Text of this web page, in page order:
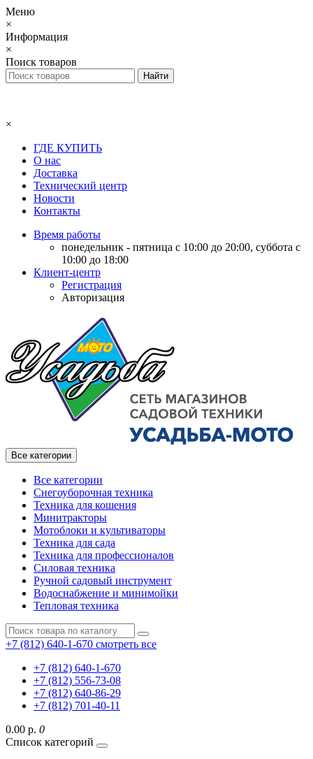
Меню
×
Информация
×
Поиск товаров
×
ГДЕ КУПИТЬ
О нас
Доставка
Технический центр
Новости
Контакты
Время работы
понедельник - пятница с 10:00 до 20:00, суббота с
10:00 до 18:00
Клиент-центр
Регистрация
Авторизация
Все категории
Все категории
Снегоуборочная техника
Техника для кошения
Минитракторы
Мотоблоки и культиваторы
Техника для сада
Техника для профессионалов
Силовая техника
Ручной садовый инструмент
Водоснабжение и минимойки
Тепловая техника
+7 (812) 640-1-670 смотреть все
+7 (812) 640-1-670
+7 (812) 556-73-08
+7 (812) 640-86-29
+7 (812) 701-40-11
0.00 р. 0
Список категорий